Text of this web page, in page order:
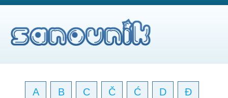
A B C Č Ć D Đ